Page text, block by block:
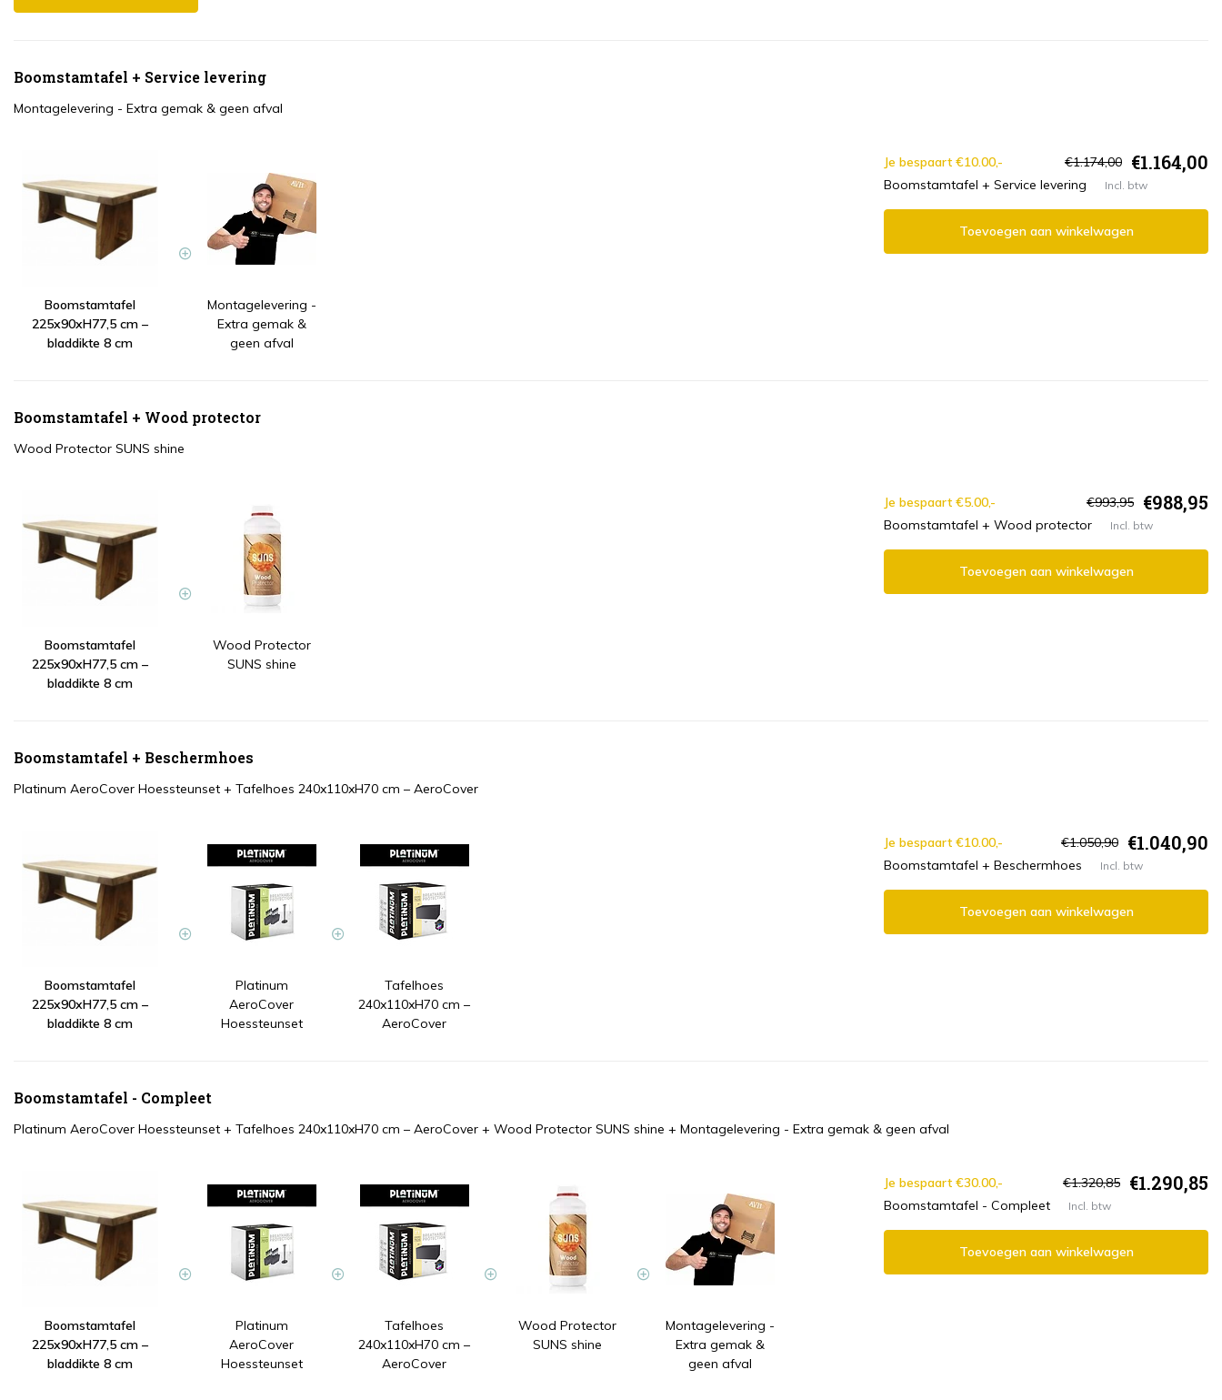
Boomstamtafel + Service levering
Montagelevering - Extra gemak & geen afval
Boomstamtafel
225x90xH77,5 cm –
bladdikte 8 cm
Montagelevering -
Extra gemak &
geen afval
Je bespaart €10.00,- €1.174,00 €1.164,00
Boomstamtafel + Service levering Incl. btw
Toevoegen aan winkelwagen
Boomstamtafel + Wood protector
Wood Protector SUNS shine
Boomstamtafel
225x90xH77,5 cm –
bladdikte 8 cm
Wood Protector
SUNS shine
Je bespaart €5.00,- €993,95 €988,95
Boomstamtafel + Wood protector Incl. btw
Toevoegen aan winkelwagen
Boomstamtafel + Beschermhoes
Platinum AeroCover Hoessteunset + Tafelhoes 240x110xH70 cm – AeroCover
Boomstamtafel
225x90xH77,5 cm –
bladdikte 8 cm
Platinum
AeroCover
Hoessteunset
Tafelhoes
240x110xH70 cm –
AeroCover
Je bespaart €10.00,- €1.050,90 €1.040,90
Boomstamtafel + Beschermhoes Incl. btw
Toevoegen aan winkelwagen
Boomstamtafel - Compleet
Platinum AeroCover Hoessteunset + Tafelhoes 240x110xH70 cm – AeroCover + Wood Protector SUNS shine + Montagelevering - Extra gemak & geen afval
Boomstamtafel
225x90xH77,5 cm –
bladdikte 8 cm
Platinum
AeroCover
Hoessteunset
Tafelhoes
240x110xH70 cm –
AeroCover
Wood Protector
SUNS shine
Montagelevering -
Extra gemak &
geen afval
Je bespaart €30.00,- €1.320,85 €1.290,85
Boomstamtafel - Compleet Incl. btw
Toevoegen aan winkelwagen